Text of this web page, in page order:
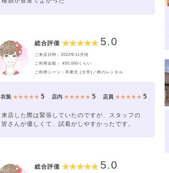
総合評価 5.0
ご来店日時：2022年11月頃
ご利用金額： ¥50,000くらい
ご利用シーン：卒業式 (大学)／袴のレンタル
衣装 ★★★★★5 店内 ★★★★★ 5 店員 ★★★★★ 5
来店した際は緊張していたのですが、スタッフの
皆さんが優しくて、試着がしやすかったです。
総合評価 5.0